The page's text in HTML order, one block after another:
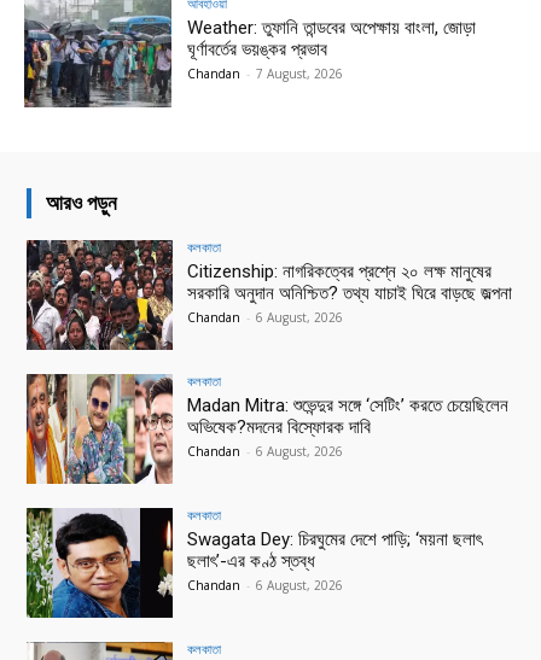
Weather: তুফানি তান্ডবের অপেক্ষায় বাংলা, জোড়া
ঘূর্ণাবর্তের ভয়ঙ্কর প্রভাব
Chandan - 7 August, 2026
আরও পড়ুন
কলকাতা
Citizenship: নাগরিকত্বের প্রশ্নে ২০ লক্ষ মানুষের
সরকারি অনুদান অনিশ্চিত? তথ্য যাচাই ঘিরে বাড়ছে জল্পনা
Chandan - 6 August, 2026
কলকাতা
Madan Mitra: শুভেন্দুর সঙ্গে ‘সেটিং’ করতে চেয়েছিলেন
অভিষেক?মদনের বিস্ফোরক দাবি
Chandan - 6 August, 2026
কলকাতা
Swagata Dey: চিরঘুমের দেশে পাড়ি; ‘ময়না ছলাৎ
ছলাৎ’-এর কণ্ঠ স্তব্ধ
Chandan - 6 August, 2026
কলকাতা